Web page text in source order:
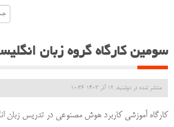
سومین کارگاه گروه زبان
منتشر شده در دوشنبه, 12 آذر 1403 10:36
کارگاه آموزشی کاربرد هوش مصنوعی در تدریس زبان